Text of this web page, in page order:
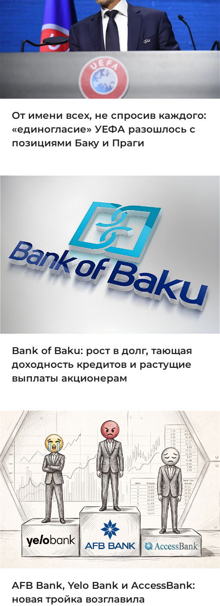
От имени всех, не спросив каждого:
«единогласие» УЕФА разошлось с
позициями Баку и Праги
Bank of Baku: рост в долг, тающая
доходность кредитов и растущие
выплаты акционерам
AFB Bank, Yelo Bank и AccessBank:
новая тройка возглавила